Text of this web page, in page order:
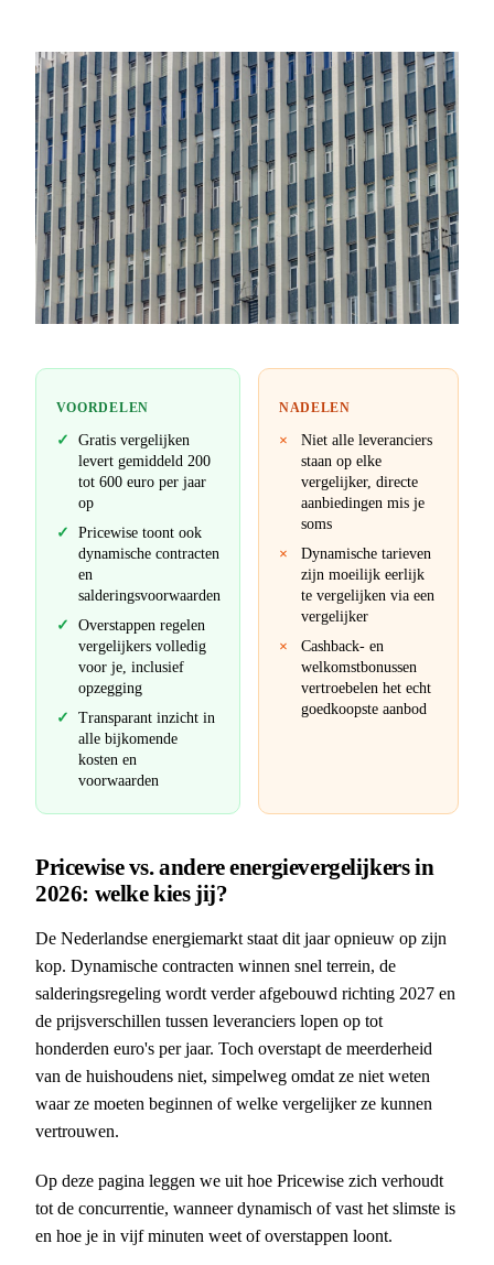
VOORDELEN
Gratis vergelijken
levert gemiddeld 200
tot 600 euro per jaar
op
Pricewise toont ook
dynamische contracten
en
salderingsvoorwaarden
Overstappen regelen
vergelijkers volledig
voor je, inclusief
opzegging
Transparant inzicht in
alle bijkomende
kosten en
voorwaarden
NADELEN
Niet alle leveranciers
staan op elke
vergelijker, directe
aanbiedingen mis je
soms
Dynamische tarieven
zijn moeilijk eerlijk
te vergelijken via een
vergelijker
Cashback- en
welkomstbonussen
vertroebelen het echt
goedkoopste aanbod
Pricewise vs. andere energievergelijkers in
2026: welke kies jij?
De Nederlandse energiemarkt staat dit jaar opnieuw op zijn
kop. Dynamische contracten winnen snel terrein, de
salderingsregeling wordt verder afgebouwd richting 2027 en
de prijsverschillen tussen leveranciers lopen op tot
honderden euro's per jaar. Toch overstapt de meerderheid
van de huishoudens niet, simpelweg omdat ze niet weten
waar ze moeten beginnen of welke vergelijker ze kunnen
vertrouwen.
Op deze pagina leggen we uit hoe Pricewise zich verhoudt
tot de concurrentie, wanneer dynamisch of vast het slimste is
en hoe je in vijf minuten weet of overstappen loont.